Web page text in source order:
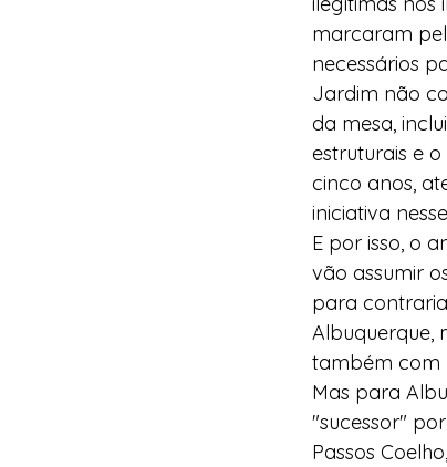
marcaram
necessários
Jardim não
da mesa,
estruturais e
cinco anos,
iniciativa
E por isso, o
vão assumir
para
Albuquerque,
também com
Mas para
"sucessor"
Passos